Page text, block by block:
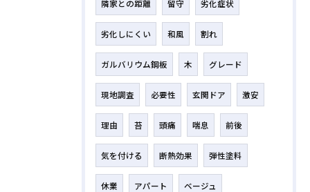
隣家との距離 留守 劣化症状
劣化しにくい 和風 割れ
ガルバリウム鋼板 木 グレード
現地調査 必要性 玄関ドア 激安
理由 苔 頭痛 喘息 前後
気を付ける 断熱効果 弾性塗料
休業 アパート ベージュ